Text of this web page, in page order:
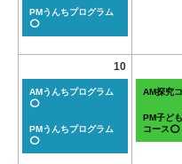
PMうんちプログラム
⭕
10
AMうんちプログラム
⭕
PMうんちプログラム
⭕
AM探究
PM子ど
コース⭕